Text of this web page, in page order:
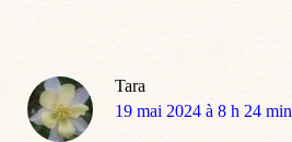
Tara
dit
19 mai 2024 à 8 h 24 min